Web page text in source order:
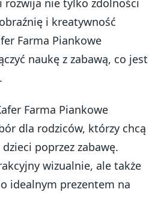
rozwija nie tylko zdolności
i kreatywność
Farma Piankowe
naukę z zabawą, co jest
Farma Piankowe
dla rodziców, którzy chcą
poprzez zabawę.
wizualnie, ale także
idealnym prezentem na